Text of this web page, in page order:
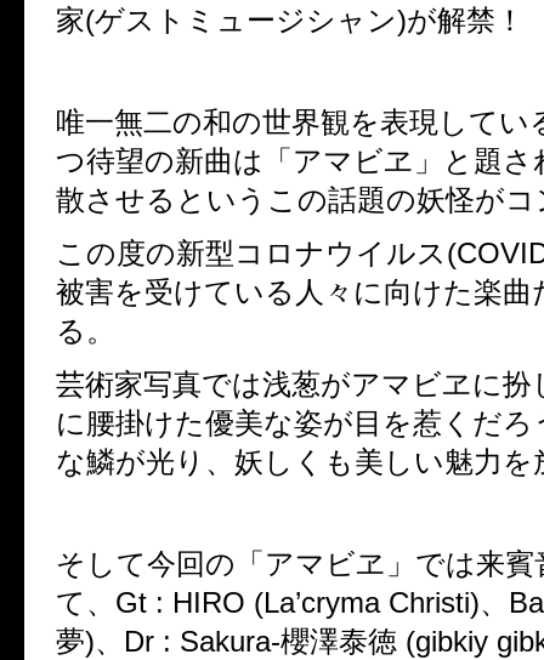
家(ゲストミュージシャン)が解禁！
唯一無二の和の世界観を表現してい
つ待望の新曲は「アマビヱ」と題さ
散させるというこの話題の妖怪が
この度の新型コロナウイルス
被害を受けている人々に向けた楽曲
る。
芸術家写真では浅葱がアマビヱに扮
に腰掛けた優美な姿が目を惹くだ
な鱗が光り、妖しくも美しい魅力を
そして今回の 「アマビヱ」では来
て、Gt : HIRO (La’cryma Christi)、
夢)、Dr : Sakura-櫻澤泰徳 (gibkiy